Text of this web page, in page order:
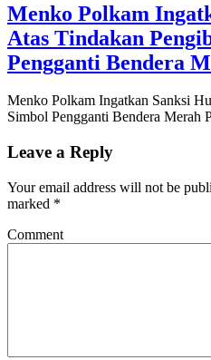
Menko Polkam
Atas Tindakan
Pengganti Bendera
Menko Polkam Ingatkan Sanksi
Simbol Pengganti Bendera Merah
Leave a Reply
Your email address will not be
marked *
Comment